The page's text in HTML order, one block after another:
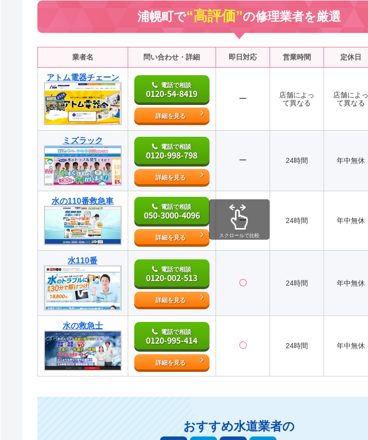
浦幌町で“高評価”の修理業者を厳選
業者名 問い合わせ・詳細 即日対応 営業時間 定休日
アトム電器チェーン
電話で相談
0120-54-8419
詳細を見る
ー
店舗によっ
て異なる
店舗によっ
て異なる
ミズラック
電話で相談
0120-998-798
詳細を見る
ー 24時間 年中無休
水の110番救急車
電話で相談
050-3000-4096
詳細を見る
ー 24時間 年中無休
水110番
電話で相談
0120-002-513
詳細を見る
〇 24時間 年中無休
水の救急士
電話で相談
0120-995-414
詳細を見る
〇 24時間 年中無休
スクロールで比較
おすすめ水道業者の